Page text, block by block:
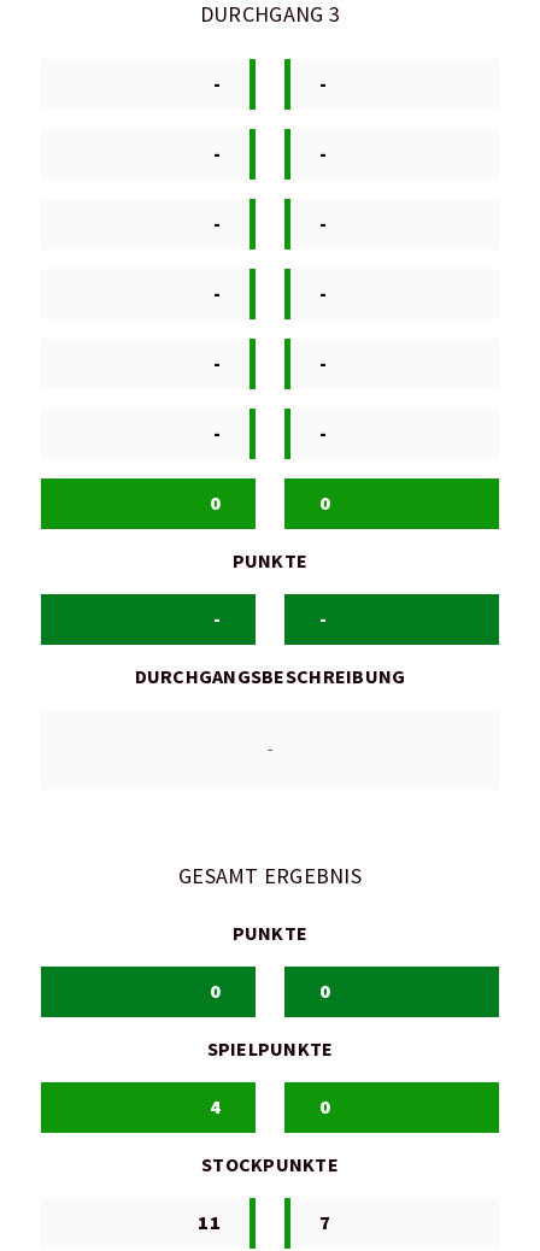
DURCHGANG 3
- -
- -
- -
- -
- -
- -
0 0
PUNKTE
- -
DURCHGANGSBESCHREIBUNG
-
GESAMT ERGEBNIS
PUNKTE
0 0
SPIELPUNKTE
4 0
STOCKPUNKTE
11 7